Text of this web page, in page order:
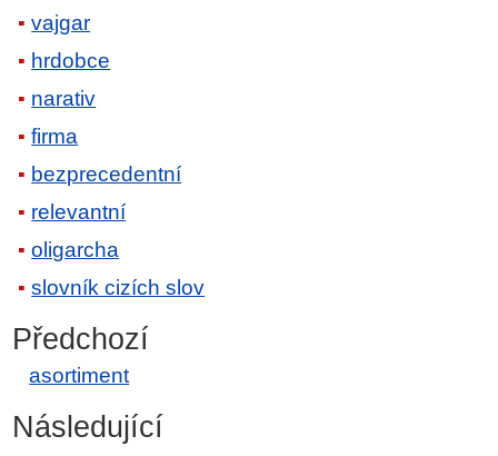
vajgar
hrdobce
narativ
firma
bezprecedentní
relevantní
oligarcha
slovník cizích slov
Předchozí
asortiment
Následující